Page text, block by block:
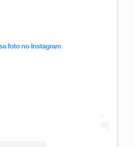
foto no Instagram